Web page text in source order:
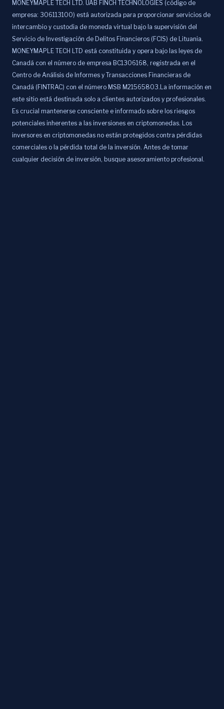
MONEYMAPLE TECH LTD. UAB FINCH TECHNOLOGIES (código de
empresa: 306113100) está autorizada para proporcionar servicios de
intercambio y custodia de moneda virtual bajo la supervisión del
Servicio de Investigación de Delitos Financieros (FCIS) de Lituania.
MONEYMAPLE TECH LTD está constituida y opera bajo las leyes de
Canadá con el número de empresa BC1306168, registrada en el
Centro de Análisis de Informes y Transacciones Financieras de
Canadá (FINTRAC) con el número MSB M21565803.La información en
este sitio está destinada solo a clientes autorizados y profesionales.
Es crucial mantenerse consciente e informado sobre los riesgos
potenciales inherentes a las inversiones en criptomonedas. Los
inversores en criptomonedas no están protegidos contra pérdidas
comerciales o la pérdida total de la inversión. Antes de tomar
cualquier decisión de inversión, busque asesoramiento profesional.